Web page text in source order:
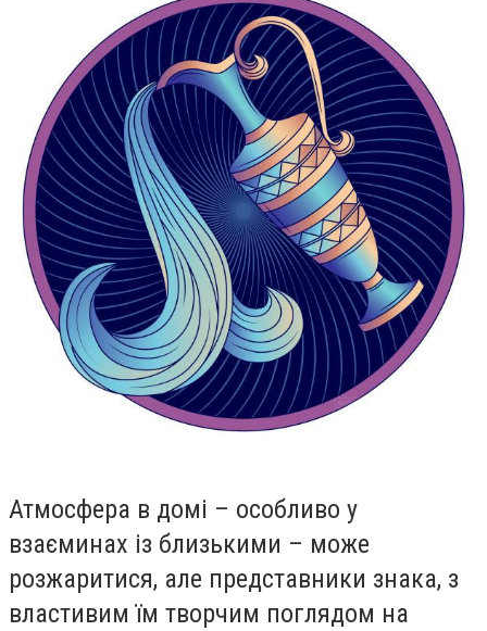
Атмосфера в домі – особливо у
взаєминах із близькими – може
розжаритися, але представники знака, з
властивим їм творчим поглядом на